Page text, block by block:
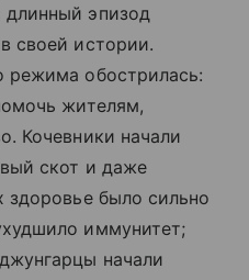
эпизод
своей истории.
режима обострилась:
жителям,
Кочевники начали
скот и даже
здоровье было сильно
иммунитет;
начали